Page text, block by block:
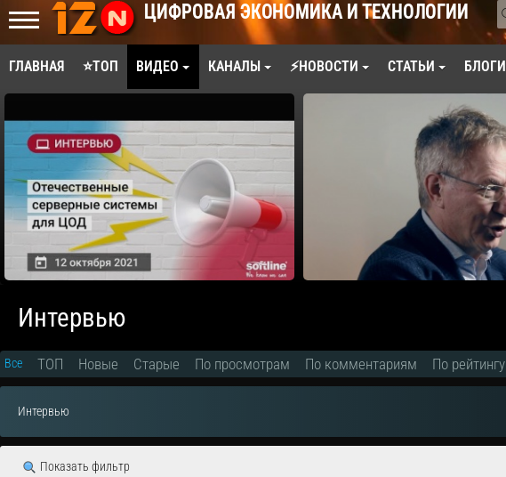
ЦИФРОВАЯ ЭКОНОМИКА И ТЕХНОЛОГИИ
ГЛАВНАЯ ⭐ТОП ВИДЕО КАНАЛЫ ⚡НОВОСТИ СТАТЬИ БЛОГИ
Интервью
Все ТОП Новые Старые По просмотрам По комментариям По рейтингу
Интервью
Показать фильтр